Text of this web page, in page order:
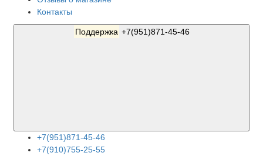
Контакты
Поддержка +7(951)871-45-46
+7(951)871-45-46
+7(910)755-25-55